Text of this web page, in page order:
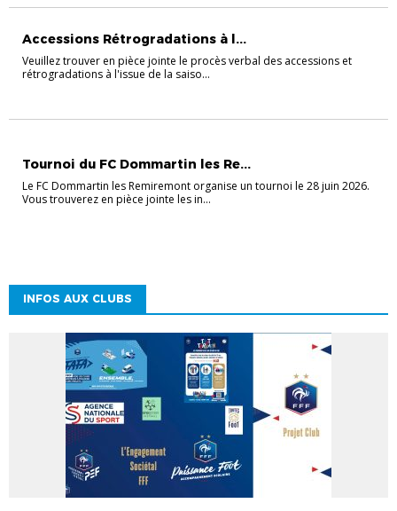
Accessions Rétrogradations à l...
Veuillez trouver en pièce jointe le procès verbal des accessions et
rétrogradations à l'issue de la saiso...
Tournoi du FC Dommartin les Re...
Le FC Dommartin les Remiremont organise un tournoi le 28 juin 2026.
Vous trouverez en pièce jointe les in...
INFOS AUX CLUBS